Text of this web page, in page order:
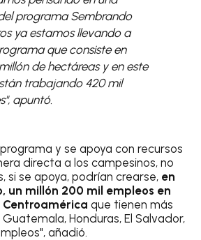
programa Sembrando
ya estamos llevando a
que consiste en
de hectáreas y en este
trabajando 420 mil
apuntó.
y se apoya con recursos
directa a los campesinos, no
si se apoya, podrían crearse, en
un millón 200 mil empleos en
Centroamérica que tienen más
Honduras, El Salvador,
añadió.